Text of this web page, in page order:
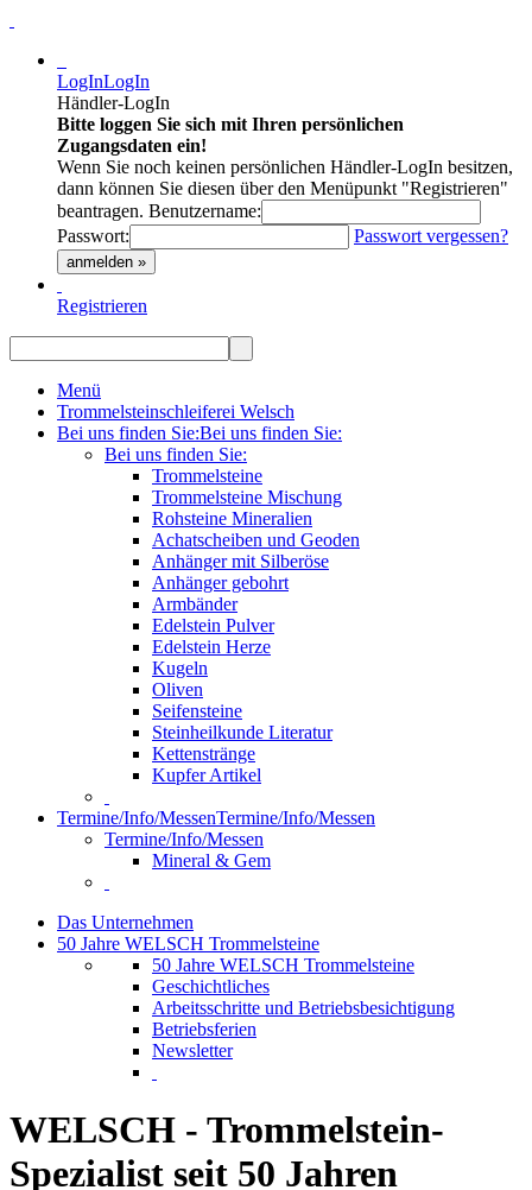
LogInLogIn
Händler-LogIn
Bitte loggen Sie sich mit Ihren persönlichen
Zugangsdaten ein!
Wenn Sie noch keinen persönlichen Händler-LogIn besitzen,
dann können Sie diesen über den Menüpunkt "Registrieren"
beantragen. Benutzername:
Passwort:
Passwort vergessen?
anmelden »
Registrieren
Menü
Trommelsteinschleiferei Welsch
Bei uns finden Sie:Bei uns finden Sie:
Bei uns finden Sie:
Trommelsteine
Trommelsteine Mischung
Rohsteine Mineralien
Achatscheiben und Geoden
Anhänger mit Silberöse
Anhänger gebohrt
Armbänder
Edelstein Pulver
Edelstein Herze
Kugeln
Oliven
Seifensteine
Steinheilkunde Literatur
Kettenstränge
Kupfer Artikel
Termine/Info/MessenTermine/Info/Messen
Termine/Info/Messen
Mineral & Gem
Das Unternehmen
50 Jahre WELSCH Trommelsteine
50 Jahre WELSCH Trommelsteine
Geschichtliches
Arbeitsschritte und Betriebsbesichtigung
Betriebsferien
Newsletter
WELSCH - Trommelstein-
Spezialist seit 50 Jahren